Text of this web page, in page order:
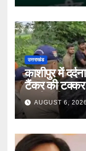
उत्तराखंड
काशीपुर में
टैंकर की टक्कर
साथी गंभीर घायल
AUGUST 6,